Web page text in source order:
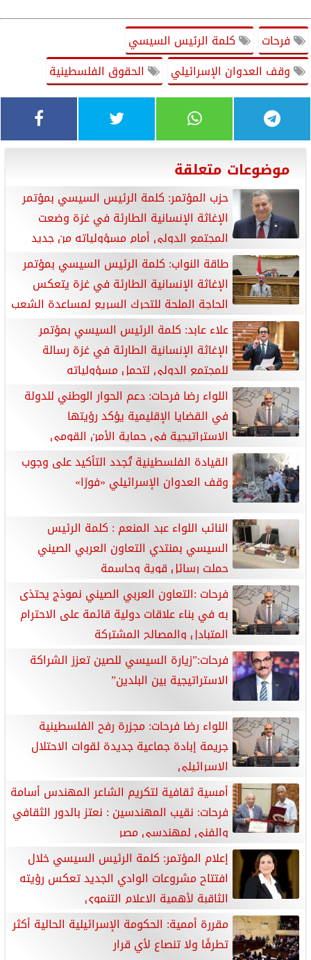
فرحات
كلمة الرئيس السيسي
وقف العدوان الإسرائيلي
الحقوق الفلسطينية
موضوعات متعلقة
حزب المؤتمر: كلمة الرئيس السيسي بمؤتمر
الإغاثة الإنسانية الطارئة في غزة وضعت
المجتمع الدولي أمام مسؤولياته من جديد
طاقة النواب: كلمة الرئيس السيسي بمؤتمر
الإغاثة الإنسانية الطارئة في غزة يتعكس
الحاجة الملحة للتحرك السريع لمساعدة الشعب
الفلسطيني
علاء عابد: كلمة الرئيس السيسي بمؤتمر
الإغاثة الإنسانية الطارئة في غزة رسالة
للمجتمع الدولي لتحمل مسؤولياته
اللواء رضا فرحات: دعم الحوار الوطني للدولة
في القضايا الإقليمية يؤكد رؤيتها
الاستراتيجية في حماية الأمن القومي
القيادة الفلسطينية تُجدد التأكيد على وجوب
وقف العدوان الإسرائيلي «فورًا»
النائب اللواء عبد المنعم : كلمة الرئيس
السيسي بمنتدي التعاون العربي الصيني
حملت رسائل قوية وحاسمة
فرحات :التعاون العربي الصيني نموذج يحتذى
به في بناء علاقات دولية قائمة على الاحترام
المتبادل والمصالح المشتركة
فرحات:”زيارة السيسي للصين تعزز الشراكة
الاستراتيجية بين البلدين”
اللواء رضا فرحات: مجزرة رفح الفلسطينية
جريمة إبادة جماعية جديدة لقوات الاحتلال
الإسرائيلي
أمسية ثقافية لتكريم الشاعر المهندس أسامة
فرحات: نقيب المهندسين : نعتز بالدور الثقافي
والفني لمهندسي مصر
إعلام المؤتمر: كلمة الرئيس السيسي خلال
افتتاح مشروعات الوادي الجديد تعكس رؤيته
الثاقبة لأهمية الإعلام التنموي
مقررة أممية: الحكومة الإسرائيلية الحالية أكثر
تطرفًا ولا تنصاع لأي قرار